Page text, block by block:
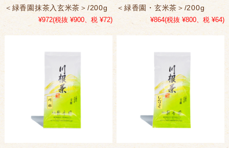
＜緑香園抹茶入玄米茶＞/200g
¥972(税抜 ¥900、税 ¥72)
＜緑香園・玄米茶＞/200g
¥864(税抜 ¥800、税 ¥64)